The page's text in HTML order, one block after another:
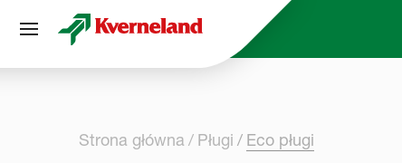
Strona główna Pługi Eco pługi
Panel zarządzania plikami cookies